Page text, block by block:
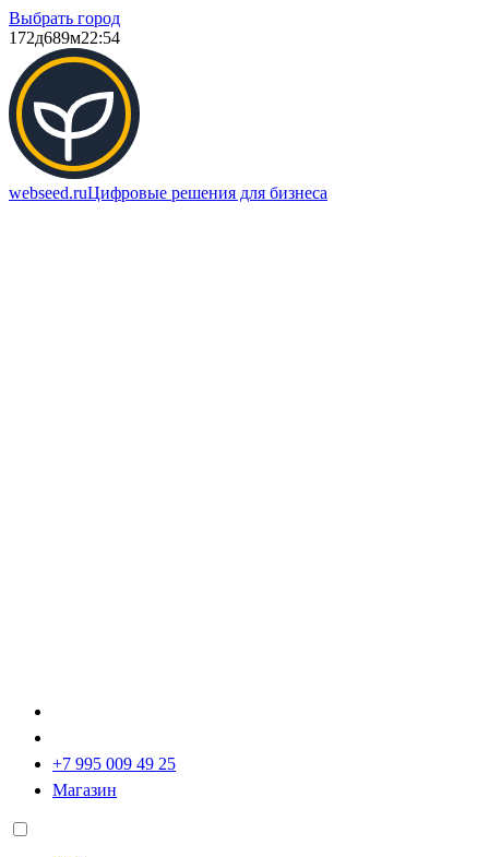
Выбрать город
172д689м22:54
webseed.ruЦифровые решения для бизнеса
+7 995 009 49 25
Магазин